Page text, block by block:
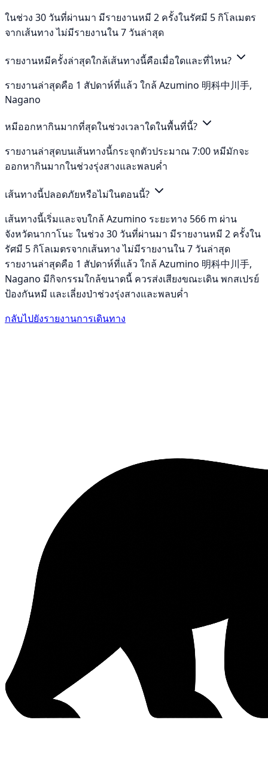
ในช่วง 30 วันที่ผ่านมา มีรายงานหมี 2 ครั้งในรัศมี 5 กิโลเมตร
จากเส้นทาง ไม่มีรายงานใน 7 วันล่าสุด
รายงานหมีครั้งล่าสุดใกล้เส้นทางนี้คือเมื่อใดและที่ไหน?
รายงานล่าสุดคือ 1 สัปดาห์ที่แล้ว ใกล้ Azumino 明科中川手,
Nagano
หมีออกหากินมากที่สุดในช่วงเวลาใดในพื้นที่นี้?
รายงานล่าสุดบนเส้นทางนี้กระจุกตัวประมาณ 7:00 หมีมักจะ
ออกหากินมากในช่วงรุ่งสางและพลบค่ำ
เส้นทางนี้ปลอดภัยหรือไม่ในตอนนี้?
เส้นทางนี้เริ่มและจบใกล้ Azumino ระยะทาง 566 m ผ่าน
จังหวัดนากาโนะ ในช่วง 30 วันที่ผ่านมา มีรายงานหมี 2 ครั้งใน
รัศมี 5 กิโลเมตรจากเส้นทาง ไม่มีรายงานใน 7 วันล่าสุด
รายงานล่าสุดคือ 1 สัปดาห์ที่แล้ว ใกล้ Azumino 明科中川手,
Nagano มีกิจกรรมใกล้ขนาดนี้ ควรส่งเสียงขณะเดิน พกสเปรย์
ป้องกันหมี และเลี่ยงป่าช่วงรุ่งสางและพลบค่ำ
กลับไปยังรายงานการเดินทาง